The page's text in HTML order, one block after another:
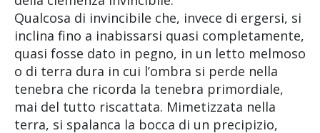
Qualcosa di invincibile che, invece di ergersi, si
inclina fino a inabissarsi quasi completamente,
quasi fosse dato in pegno, in un letto melmoso
o di terra dura in cui l’ombra si perde nella
tenebra che ricorda la tenebra primordiale,
mai del tutto riscattata. Mimetizzata nella
terra, si spalanca la bocca di un precipizio,